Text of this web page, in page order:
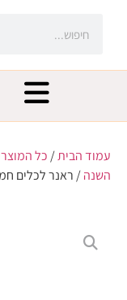
עמוד הבית/ כל
השנה/ ראנר לכלים